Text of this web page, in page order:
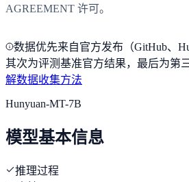
AGREEMENT 许可。
数据优先来自官方发布（GitHub、
其次为评测基准官方结果，最后为第
解数据收集方法
Hunyuan-MT-7B
模型基本信息
推理过程